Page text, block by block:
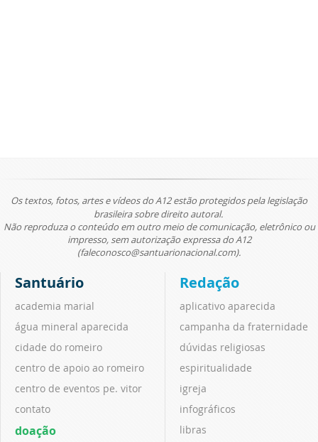
Os textos, fotos, artes e vídeos do A12 estão protegidos pela legislação
brasileira sobre direito autoral.
Não reproduza o conteúdo em outro meio de comunicação, eletrônico ou
impresso, sem autorização expressa do A12
(faleconosco@santuarionacional.com).
Santuário
academia marial
água mineral aparecida
cidade do romeiro
centro de apoio ao romeiro
centro de eventos pe. vitor
contato
doação
Redação
aplicativo aparecida
campanha da fraternidade
dúvidas religiosas
espiritualidade
igreja
infográficos
libras